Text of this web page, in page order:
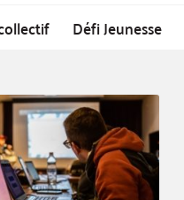
Défi Jeunesse